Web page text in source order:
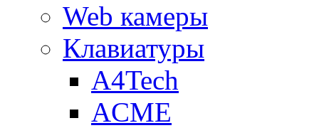
Web камеры
Клавиатуры
A4Tech
ACME